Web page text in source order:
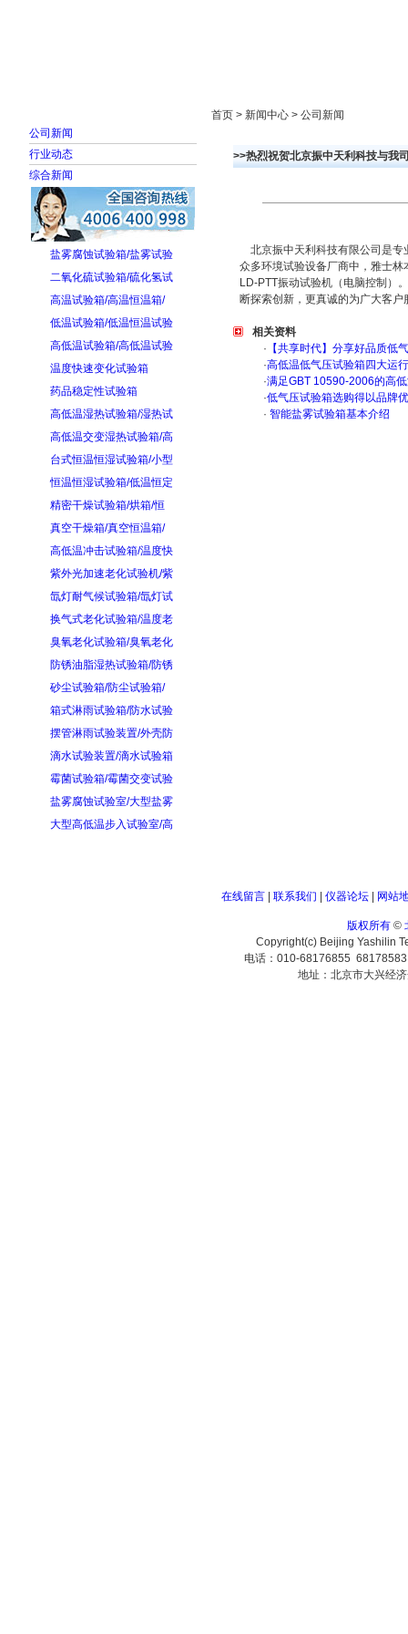
公司新闻
行业动态
综合新闻
盐雾腐蚀试验箱/盐雾试验
二氧化硫试验箱/硫化氢试
高温试验箱/高温恒温箱/
低温试验箱/低温恒温试验
高低温试验箱/高低温试验
温度快速变化试验箱
药品稳定性试验箱
高低温湿热试验箱/湿热试
高低温交变湿热试验箱/高
台式恒温恒湿试验箱/小型
恒温恒湿试验箱/低温恒定
精密干燥试验箱/烘箱/恒
真空干燥箱/真空恒温箱/
高低温冲击试验箱/温度快
紫外光加速老化试验机/紫
氙灯耐气候试验箱/氙灯试
换气式老化试验箱/温度老
臭氧老化试验箱/臭氧老化
防锈油脂湿热试验箱/防锈
砂尘试验箱/防尘试验箱/
箱式淋雨试验箱/防水试验
摆管淋雨试验装置/外壳防
滴水试验装置/滴水试验箱
霉菌试验箱/霉菌交变试验
盐雾腐蚀试验室/大型盐雾
大型高低温步入试验室/高
首页 > 新闻中心 > 公司新闻
>>热烈祝贺北京振中天利科技与我
北京振中天利科技有限公司是专
众多环境试验设备厂商中，雅士
LD-PTT振动试验机（电脑控制）
断探索创新，更真诚的为广大客户
相关资料
· 【共享时代】分享好品质低
·高低温低气压试验箱四大运
·满足GBT 10590-2006的高
·低气压试验箱选购得以品牌
· 智能盐雾试验箱基本介绍
在线留言| 联系我们 仪器论坛| 网站
版权所有©
Copyright(c) Beijing Yashilin
电话：010-68176855
地址：北京市大兴经